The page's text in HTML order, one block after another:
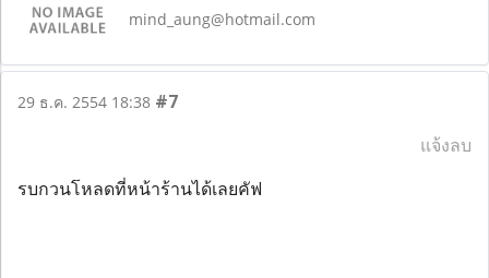
mind_aung@hotmail.com
29 ธ.ค. 2554 18:38 #7
แจ้งลบ
รบกวนโหลดที่หน้าร้านได้เลยคัฟ